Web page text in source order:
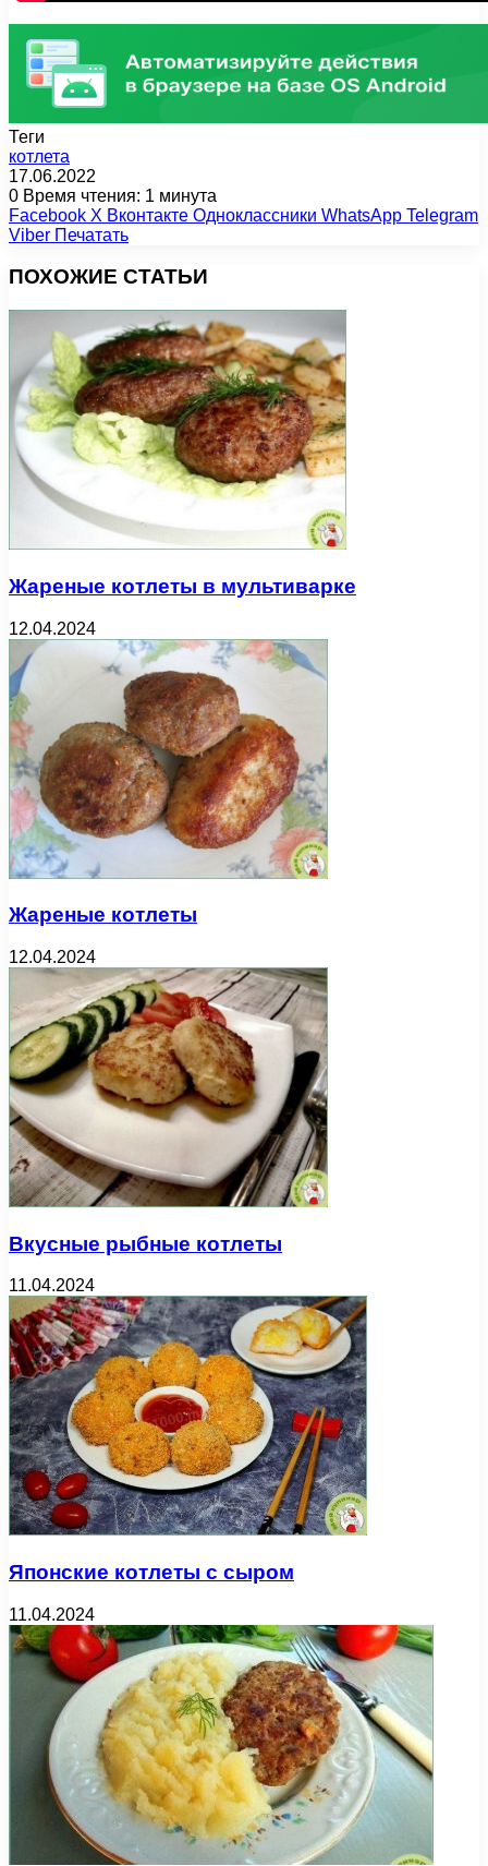
Теги
котлета
17.06.2022
0 Время чтения: 1 минута
Facebook X Вконтакте Одноклассники WhatsApp Telegram
Viber Печатать
ПОХОЖИЕ СТАТЬИ
Жареные котлеты в мультиварке
12.04.2024
Жареные котлеты
12.04.2024
Вкусные рыбные котлеты
11.04.2024
Японские котлеты с сыром
11.04.2024